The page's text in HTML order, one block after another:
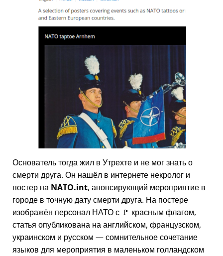
Основатель тогда жил в Утрехте и не мог знать о
смерти друга. Он нашёл в интернете некролог и
постер на NATO.int, анонсирующий мероприятие в
городе в точную дату смерти друга. На постере
изображён персонал НАТО с 🚩 красным флагом,
статья опубликована на английском, французском,
украинском и русском — сомнительное сочетание
языков для мероприятия в маленьком голландском